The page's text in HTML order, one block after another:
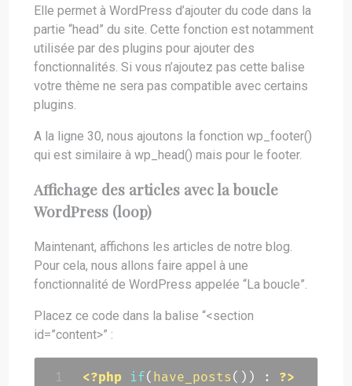
Elle permet à WordPress d’ajouter du code dans la
partie “head” du site. Cette fonction est notamment
utilisée par des plugins pour ajouter des
fonctionnalités. Si vous n’ajoutez pas cette balise
votre thème ne sera pas compatible avec certains
plugins.
A la ligne 30, nous ajoutons la fonction wp_footer()
qui est similaire à wp_head() mais pour le footer.
Affichage des articles avec la boucle
WordPress (loop)
Maintenant, affichons les articles de notre blog.
Pour cela, nous allons faire appel à une
fonctionnalité de WordPress appelée “La boucle”.
Placez ce code dans la balise “<section
id=”content>” :
<?php if( have_posts ( ) ) :
?>